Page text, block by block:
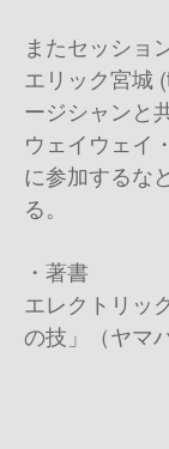
またセッショ
エリック宮城
ージシャンと
ウェイウェイ
に参加するな
る。
・著書
エレクトリッ
の技」（ヤマ